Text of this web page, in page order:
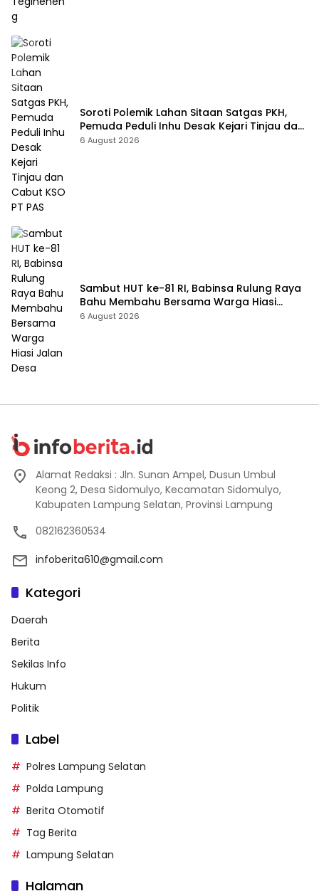
Soroti Polemik Lahan Sitaan Satgas PKH,
Pemuda Peduli Inhu Desak Kejari Tinjau dan
Cabut KSO PT PAS
6 August 2026
Sambut HUT ke-81 RI, Babinsa Rulung Raya
Bahu Membahu Bersama Warga Hiasi
Jalan Desa
6 August 2026
Alamat Redaksi : Jln. Sunan Ampel, Dusun Umbul
Keong 2, Desa Sidomulyo, Kecamatan Sidomulyo,
Kabupaten Lampung Selatan, Provinsi Lampung
082162360534
infoberita610@gmail.com
Kategori
Daerah
Berita
Sekilas Info
Hukum
Politik
Label
Polres Lampung Selatan
Polda Lampung
Berita Otomotif
Tag Berita
Lampung Selatan
Halaman